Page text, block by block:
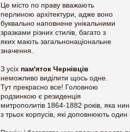
Це місто по праву вважають
перлиною архітектури, адже воно
буквально наповнене унікальними
зразками різних стилів, багато з
яких мають загальнонаціональне
значення.
З усіх пам'яток Чернівців
неможливо виділити щось одне.
Тут прекрасно все! Головною
родзинкою є резиденція
митрополитів 1864-1882 років, яка
з трьох корпусів, які доповнюють один